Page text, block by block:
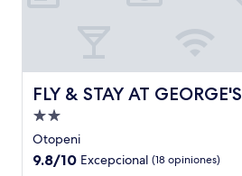
FLY & STAY AT GEORGE'S
FLY & STAY AT GEORGE'S
Propiedad
de
2.0
Otopeni
9.8
9.8/10 Excepcional (18 opiniones)